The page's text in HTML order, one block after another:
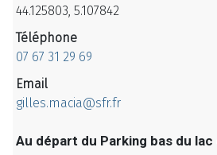
44.125803, 5.107842
Téléphone
07 67 31 29 69
Email
gilles.macia@sfr.fr
Au départ du Parking bas du lac